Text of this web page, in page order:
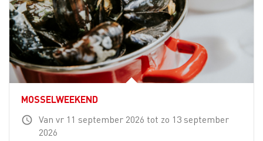
MOSSELWEEKEND
schedule Van vr 11 september 2026 tot zo 13 september
2026